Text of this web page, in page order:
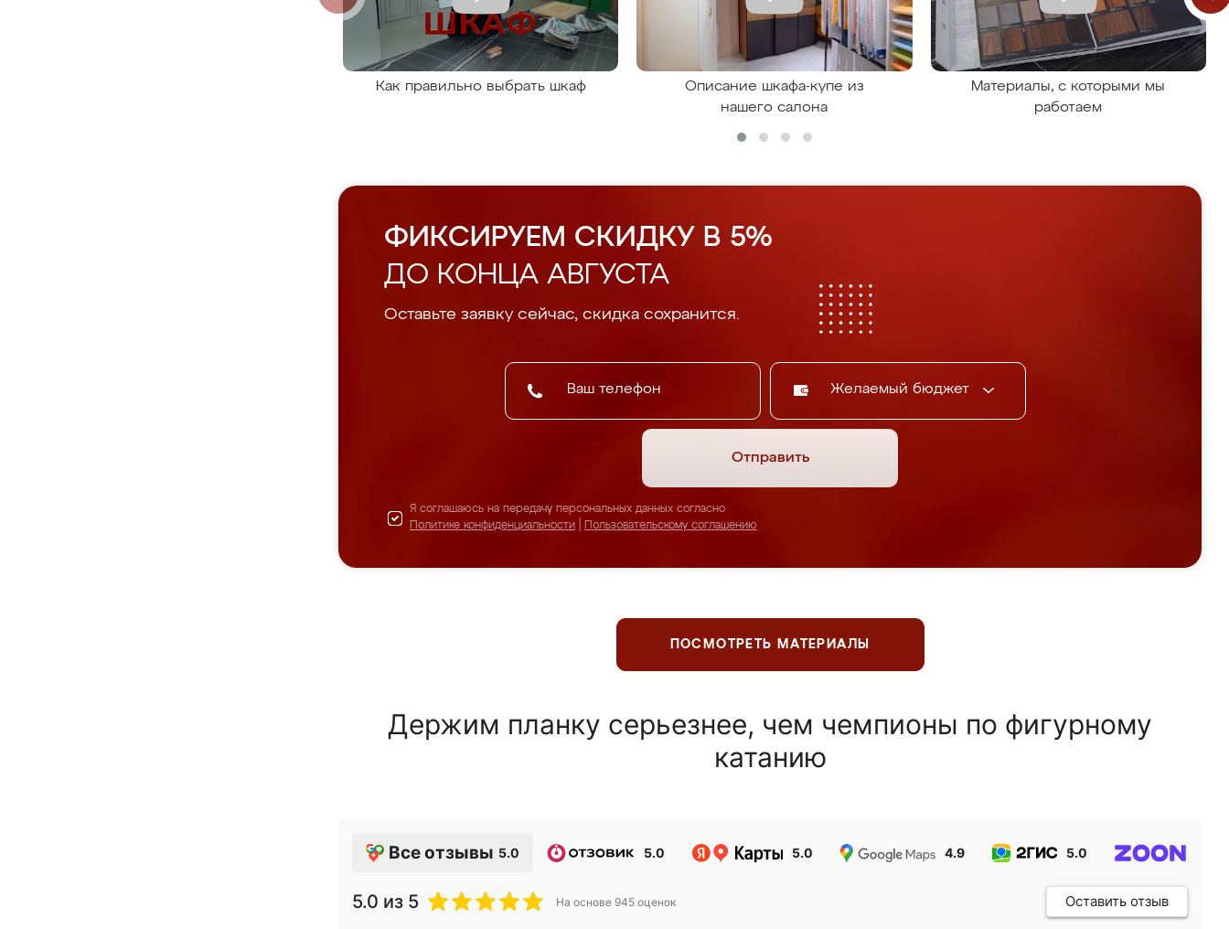
Как правильно выбрать шкаф
Описание шкафа-купе из
нашего салона
Материалы, с которыми мы
работаем
ФИКСИРУЕМ СКИДКУ В 5%
ДО КОНЦА АВГУСТА
Оставьте заявку сейчас, скидка сохранится.
Желаемый бюджет
Отправить
Я соглашаюсь на передачу персональных данных согласно
Политике конфиденциальности
Пользовательскому соглашению
ПОСМОТРЕТЬ МАТЕРИАЛЫ
Держим планку серьезнее, чем чемпионы по фигурному
катанию
Все отзывы 5.0 5.0 5.0 4.9 5.0
5.0 из 5 На основе 945 оценок Оставить отзыв